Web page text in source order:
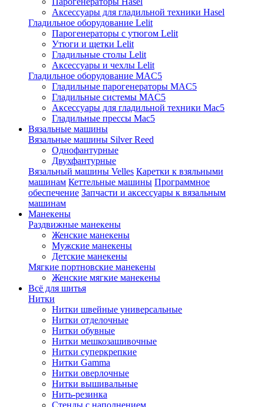
Аксессуары для гладильной техники Hasel
Гладильное оборудование Lelit
Парогенераторы с утюгом Lelit
Утюги и щетки Lelit
Гладильные столы Lelit
Аксессуары и чехлы Lelit
Гладильное оборудование MAC5
Гладильные парогенераторы MAC5
Гладильные системы MAC5
Аксессуары для гладильной техники Mac5
Гладильные прессы Mac5
Вязальные машины
Вязальные машины Silver Reed
Однофантурные
Двухфантурные
Вязальный машины Velles Каретки к взяльными
машинам Кеттельные машины Программное
обеспечение Запчасти и аксессуары к вязальным
машинам
Манекены
Раздвижные манекены
Женские манекены
Мужские манекены
Детские манекены
Мягкие портновские манекены
Женские мягкие манекены
Всё для шитья
Нитки
Нитки швейные универсальные
Нитки отделочные
Нитки обувные
Нитки мешкозашивочные
Нитки суперкрепкие
Нитки Gamma
Нитки оверлочные
Нитки вышивальные
Нить-резинка
Стенды с наполнением